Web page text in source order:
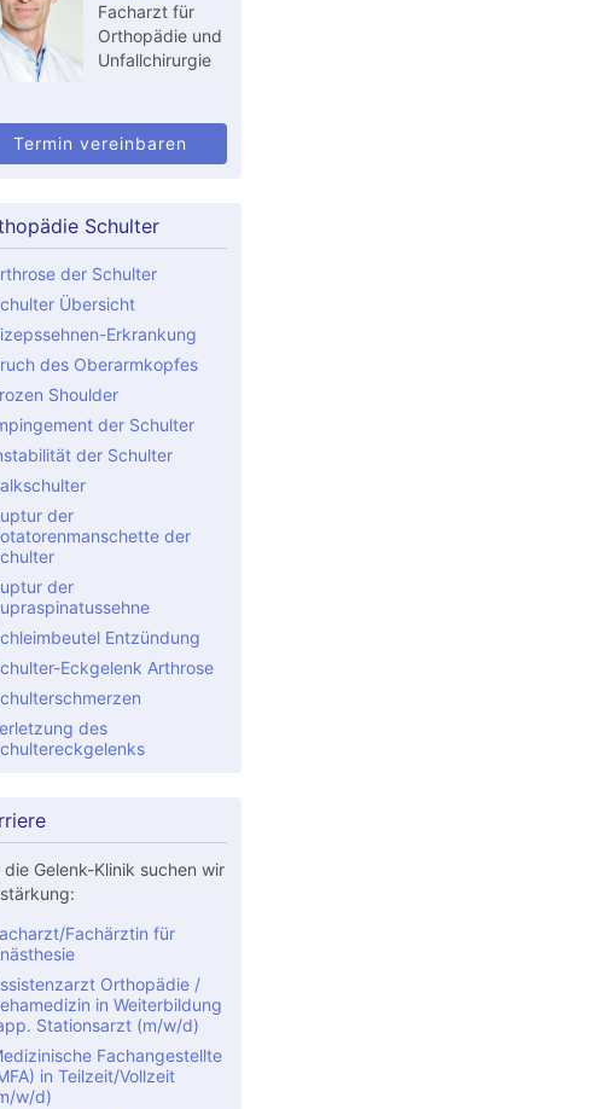
Facharzt für
Orthopädie und
Unfallchirurgie
Termin vereinbaren
Schulter
der Schulter
Übersicht
Erkrankung
des Oberarmkopfes
Shoulder
der Schulter
der Schulter
der
der
der
Entzündung
Eckgelenk Arthrose
des
die Gelenk-Klinik suchen wir
Fachärztin für
Orthopädie /
in Weiterbildung
Stationsarzt (m/w/d)
Fachangestellte
in Teilzeit/Vollzeit
w/d)